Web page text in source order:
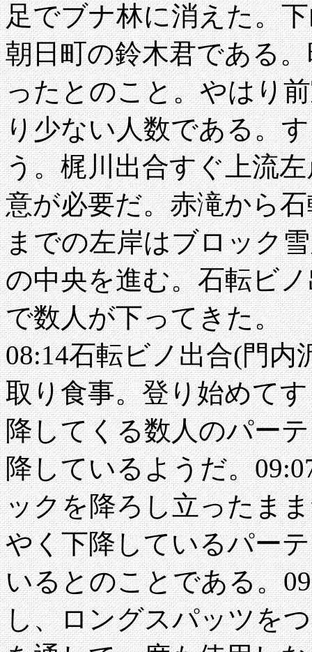
足でブナ林に消えた。
朝日町の鈴木君である
ったとのこと。やはり
り少ない人数である。
う。梶川出合すぐ上流
意が必要だ。赤滝から
までの左岸はブロック
の中央を進む。石転ビ
で数人が下ってきた。
08:14石転ビノ出合(門内
取り食事。登り始めて
降してくる数人のパー
降しているようだ。
ックを降ろし立ったま
やく下降しているパー
いるとのことである。
し、ロングスパッツを